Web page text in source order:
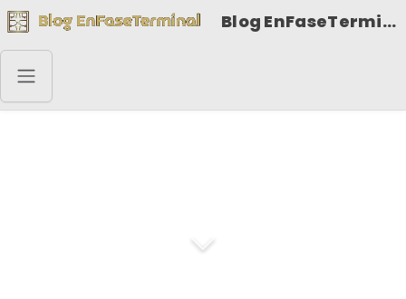
Blog EnFaseTerminal